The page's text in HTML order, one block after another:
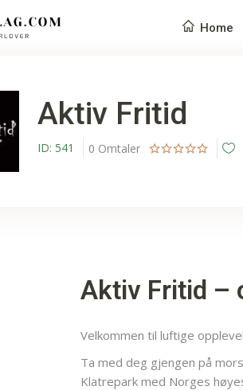
Home
Aktiv Fritid
ID: 541 0 Omtaler
Aktiv Fritid –
Velkommen til luftige
Ta med deg gjengen på
Klatrepark med Norges